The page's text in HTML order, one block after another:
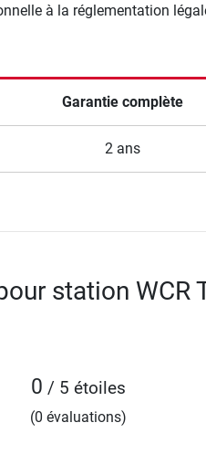
à la réglementation
Garantie complète
2 ans
station WCR
0 / 5 étoiles
(0 évaluations)